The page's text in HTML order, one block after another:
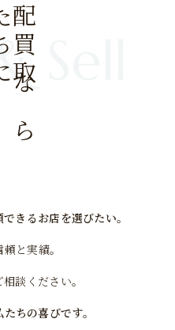
宅配買取なら
きるお店を選びたい。
と実績。
談ください。
ちの喜びです。